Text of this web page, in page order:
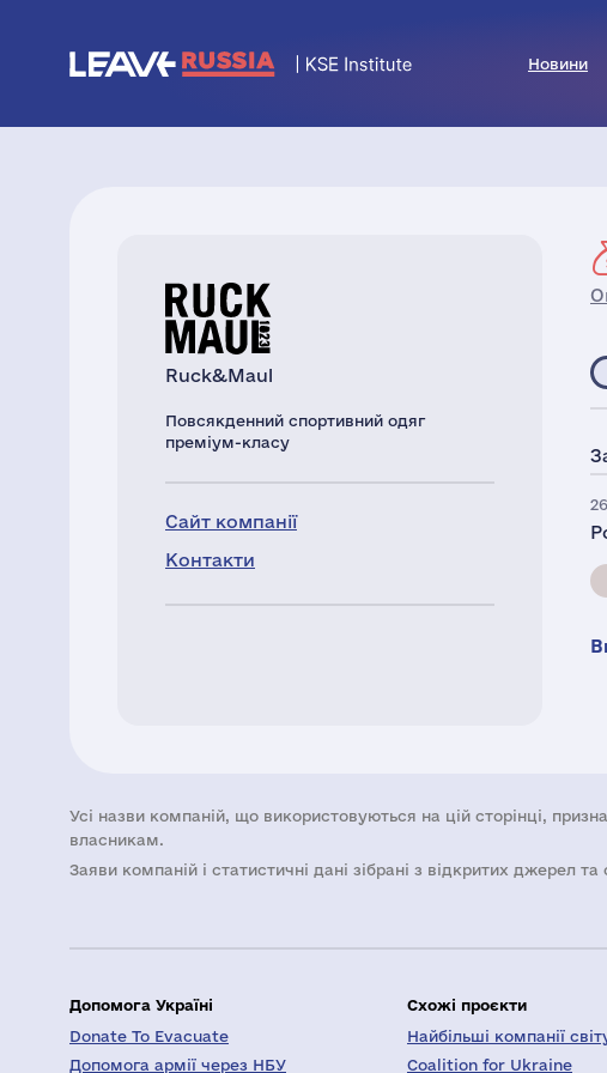
Новини
Ruck&Maul
Повсякденний спортивний одяг
преміум-класу
Сайт компанії
Контакти
Усі назви компаній, що використовуються на цій сторінці,
власникам.
Заяви компаній i статистичні дані зібрані з відкритих джерел та
Допомога Україні
Donate To Evacuate
Допомога армії через НБУ
Схожі проєкти
Найбільші компанії
Coalition for Ukraine